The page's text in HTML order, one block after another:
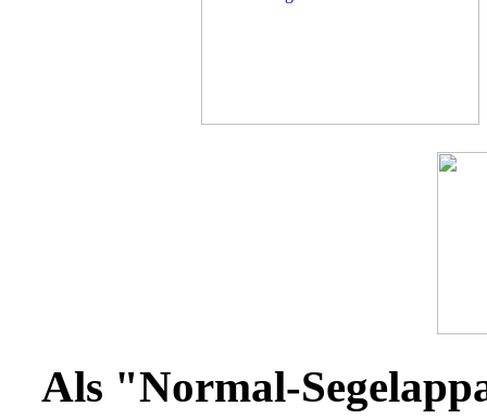
Als "Normal-